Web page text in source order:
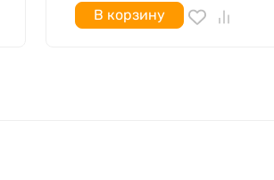
IP20
В корзину